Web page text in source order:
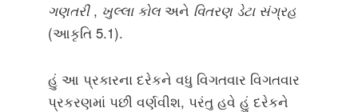
ગણતરી, ખુલ્લા કોલ અને વિતરણ ડેટા સંગ્રહ
(આકૃતિ 5.1).
હું આ પ્રકારના દરેકને વધુ વિગતવાર વિગતવાર
પ્રકરણમાં પછી વર્ણવીશ, પરંતુ હવે હું દરેકને